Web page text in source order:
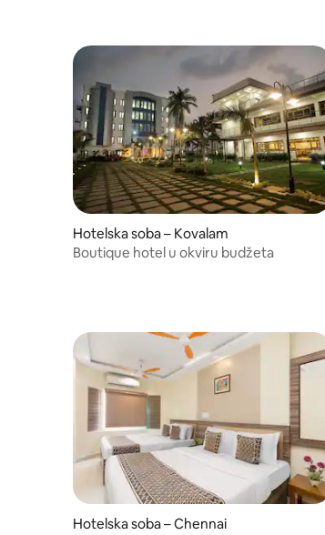
Hotelska soba – Kovalam
Boutique hotel u okviru budžeta
Hotelska soba – Chennai